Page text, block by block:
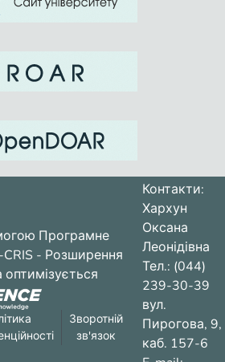
Програмне
- Розширення
Зворотній
зв'язок
Контакти:
Хархун
Оксана
Леонідівна
Тел.: (044)
239-30-39
вул.
Пирогова, 9,
каб. 157-6